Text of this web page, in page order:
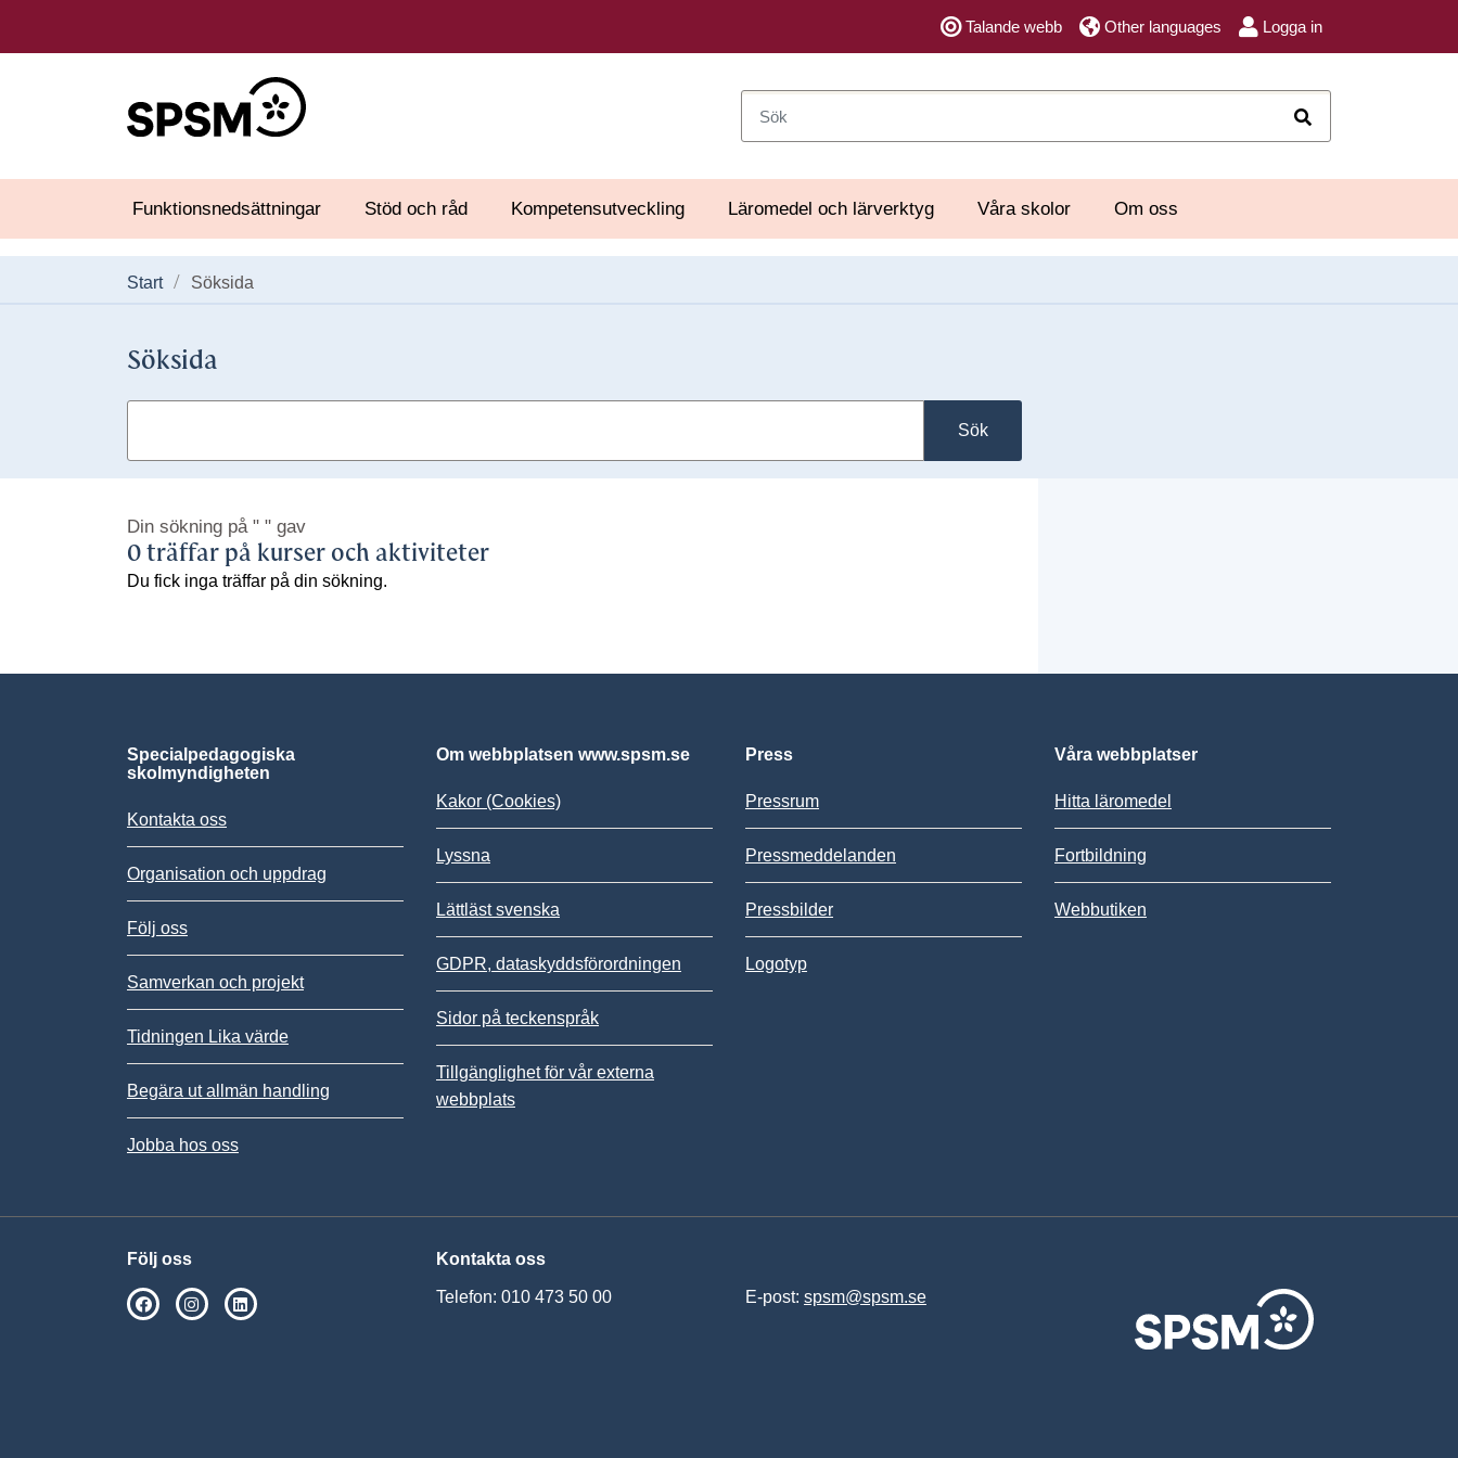
Talande webb Other languages Logga in
Funktionsnedsättningar Stöd och råd Kompetensutveckling Läromedel och lärverktyg Våra skolor Om oss
Start Söksida
Söksida
Sök
Din sökning på " " gav
0 träffar på kurser och aktiviteter
Du fick inga träffar på din sökning.
Specialpedagogiska
skolmyndigheten
Kontakta oss
Organisation och uppdrag
Följ oss
Samverkan och projekt
Tidningen Lika värde
Begära ut allmän handling
Jobba hos oss
Om webbplatsen www.spsm.se
Kakor (Cookies)
Lyssna
Lättläst svenska
GDPR, dataskyddsförordningen
Sidor på teckenspråk
Tillgänglighet för vår externa
webbplats
Press
Pressrum
Pressmeddelanden
Pressbilder
Logotyp
Våra webbplatser
Hitta läromedel
Fortbildning
Webbutiken
Följ oss
SPSM på Facebook
SPSM på Instagram
Kontakta oss
Telefon: 010 473 50 00 E-post: spsm@spsm.se